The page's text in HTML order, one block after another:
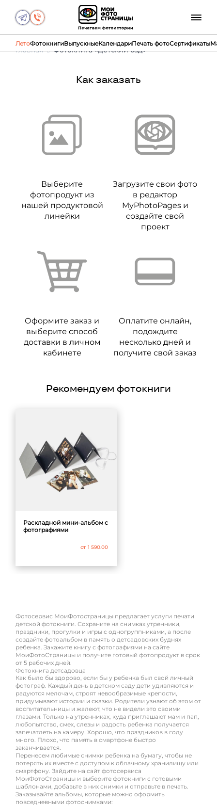
ЛетоФотокнигиВыпускныеКалендариПечать фотоСертификаты
Главная Фотокнига «Детский сад»
Как заказать
Выберите
фотопродукт из
нашей продуктовой
линейки
Загрузите свои фото
в редактор
MyPhotoPages и
создайте свой
проект
Оформите заказ и
выберите способ
доставки в личном
кабинете
Оплатите онлайн,
подождите
несколько дней и
получите свой заказ
Рекомендуем фотокниги
Раскладной мини-альбом с
фотографиями
от 1 590.00
Фотосервис МоиФотостраницы предлагает услуги печати
детской фотокниги. Сохраните на снимках утренники,
праздники, прогулки и игры с одногруппниками, а после
создайте фотоальбом в память о детсадовских буднях
ребенка. Закажите книгу с фотографиями на сайте
МоиФотоСтраницы и получите готовый фотопродукт в срок
от 5 рабочих дней.
Фотокнига детсадовца
Как было бы здорово, если бы у ребенка был свой личный
фотограф. Каждый день в детском саду дети удивляются и
радуются мелочам, строят невообразимые крепости,
придумывают истории и сказки. Родители узнают об этом от
воспитательницы и жалеют, что не видели это своими
глазами. Только на утренниках, куда приглашают мам и пап,
любопытство, смех, слезы и радость ребенка получается
запечатлеть на камеру. Хорошо, что праздников в году
много. Плохо, что память в смартфоне быстро
заканчивается.
Перенесем любимые снимки ребенка на бумагу, чтобы не
потерять их вместе с доступом к облачному хранилищу или
смартфону. Зайдите на сайт фотосервиса
МоиФотоСтраницы и выберите фотокниги с готовыми
шаблонами, добавьте в них снимки и отправьте в печать.
Заказывайте альбомы, которые можно оформить
повседневными фотоснимками: